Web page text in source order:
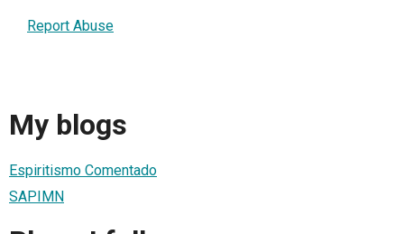
Report Abuse
My blogs
Espiritismo Comentado
SAPIMN